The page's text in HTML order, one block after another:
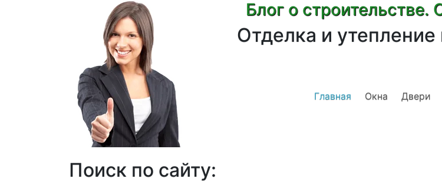
Блог о строительстве.
Отделка и
Главная Окна Двери
Поиск по сайту: